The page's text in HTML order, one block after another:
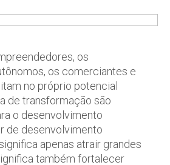
os
os comerciantes e
no próprio potencial
de transformação são
o desenvolvimento
de desenvolvimento
apenas atrair grandes
também fortalecer